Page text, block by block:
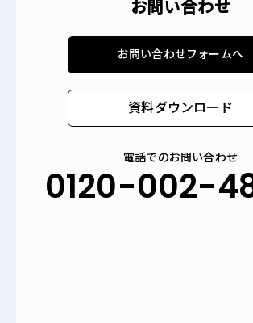
お問い合わせ
お問い合わせフォームへ
資料ダウンロード
電話でのお問い合わせ
0120-002-